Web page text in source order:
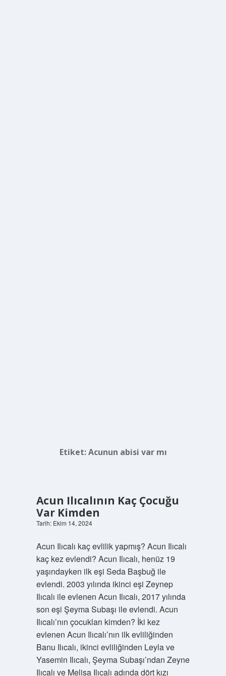
Etiket:Acunun abisi var mı
Acun Ilıcalının Kaç Çocuğu
Var Kimden
Tarih: Ekim 14, 2024
Acun Ilıcalı kaç evlilik yapmış? Acun Ilıcalı
kaç kez evlendi? Acun Ilıcalı, henüz 19
yaşındayken ilk eşi Seda Başbuğ ile
evlendi. 2003 yılında ikinci eşi Zeynep
Ilıcalı ile evlenen Acun Ilıcalı, 2017 yılında
son eşi Şeyma Subaşı ile evlendi. Acun
Ilıcalı’nın çocukları kimden? İki kez
evlenen Acun Ilıcalı’nın ilk evliliğinden
Banu Ilıcalı, ikinci evliliğinden Leyla ve
Yasemin Ilıcalı, Şeyma Subaşı’ndan Zeyne
Ilıcalı ve Melisa Ilıcalı adında dört kızı